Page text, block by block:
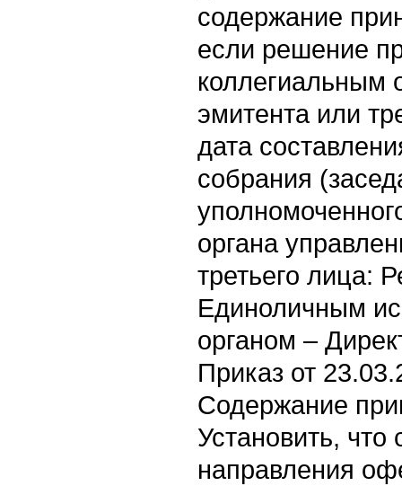
содержание
если решение
коллегиальным
эмитента или
дата
собрания
органа
третьего лица:
Единоличным
органом –
Приказ от
Содержание
Установить, что
направления